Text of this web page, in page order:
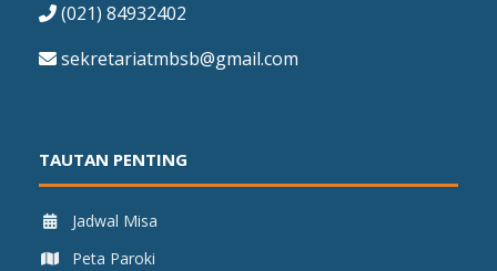
(021) 84932402
sekretariatmbsb@gmail.com
TAUTAN PENTING
Jadwal Misa
Peta Paroki